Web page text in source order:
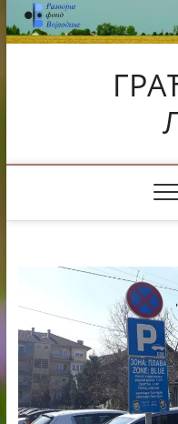
Skip
to
content